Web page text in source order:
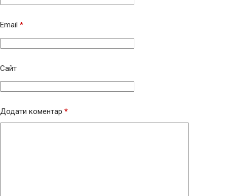
Email *
Сайт
Додати коментар *